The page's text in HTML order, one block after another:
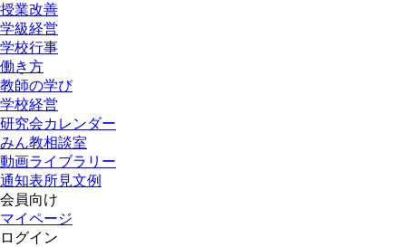
授業改善
学級経営
学校行事
働き方
教師の学び
学校経営
研究会カレンダー
みん教相談室
動画ライブラリー
通知表所見文例
会員向け
マイページ
ログイン